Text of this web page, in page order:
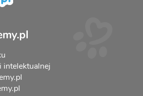
intelektualnej